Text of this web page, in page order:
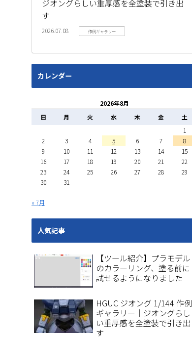
ジオングらしい重厚感を全塗装で引き出
す
2026.07.08 作例ギャラリー
カレンダー
2026年8月
日
月 火 水 木 金
土
1
2
3 4 5 6 7
8
9
10 11 12 13 14
15
16
17 18 19 20 21
22
23
24 25 26 27 28
29
30
31
« 7月
人気記事
【ツール紹介】プラモデル
のカラーリング、塗る前に
試せるようになりました
HGUC ジオング 1/144 作例
ギャラリー｜ジオングらし
い重厚感を全塗装で引き出
す